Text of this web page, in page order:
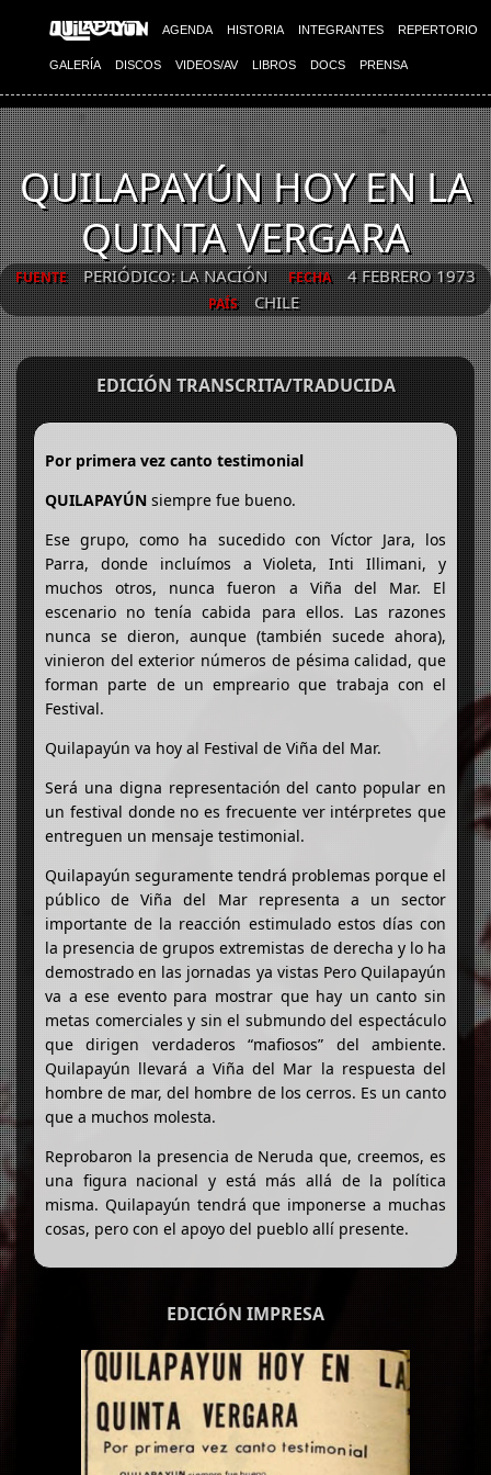
AGENDA HISTORIA INTEGRANTES REPERTORIO
GALERÍA DISCOS VIDEOS/AV LIBROS DOCS PRENSA
QUILAPAYÚN HOY EN LA
QUINTA VERGARA
FUENTE PERIÓDICO: LA NACIÓN FECHA 4 FEBRERO 1973
PAÍS CHILE
EDICIÓN TRANSCRITA/TRADUCIDA
Por primera vez canto testimonial
QUILAPAYÚN siempre fue bueno.
Ese grupo, como ha sucedido con Víctor Jara, los
Parra, donde incluímos a Violeta, Inti Illimani, y
muchos otros, nunca fueron a Viña del Mar. El
escenario no tenía cabida para ellos. Las razones
nunca se dieron, aunque (también sucede ahora),
vinieron del exterior números de pésima calidad, que
forman parte de un empreario que trabaja con el
Festival.
Quilapayún va hoy al Festival de Viña del Mar.
Será una digna representación del canto popular en
un festival donde no es frecuente ver intérpretes que
entreguen un mensaje testimonial.
Quilapayún seguramente tendrá problemas porque el
público de Viña del Mar representa a un sector
importante de la reacción estimulado estos días con
la presencia de grupos extremistas de derecha y lo ha
demostrado en las jornadas ya vistas Pero Quilapayún
va a ese evento para mostrar que hay un canto sin
metas comerciales y sin el submundo del espectáculo
que dirigen verdaderos “mafiosos” del ambiente.
Quilapayún llevará a Viña del Mar la respuesta del
hombre de mar, del hombre de los cerros. Es un canto
que a muchos molesta.
Reprobaron la presencia de Neruda que, creemos, es
una figura nacional y está más allá de la política
misma. Quilapayún tendrá que imponerse a muchas
cosas, pero con el apoyo del pueblo allí presente.
EDICIÓN IMPRESA